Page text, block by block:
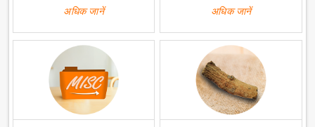
अधिक जानें अधिक जानें